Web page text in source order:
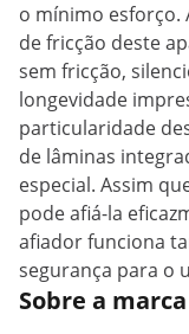
o mínimo esforço.
de fricção deste
sem fricção,
longevidade
particularidade
de lâminas
especial. Assim
pode afiá-la
afiador funciona
segurança para o
Sobre a marca